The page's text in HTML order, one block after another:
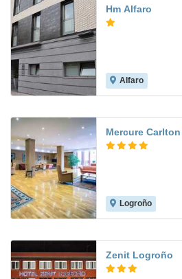
Hm Alfaro
Alfaro
Mercure
Logroño
Zenit Logroño